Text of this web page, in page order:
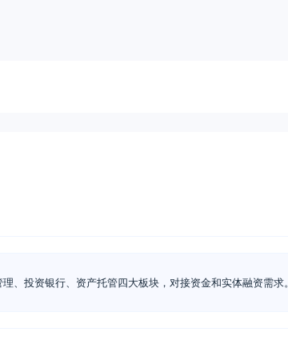
、投资银行、资产托管四大板块，对接资金和实体融资需求。